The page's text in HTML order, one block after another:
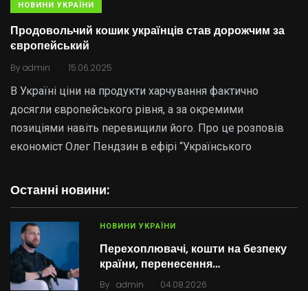
НОВИНИ УКРАЇНИ
Продовольчий кошик українців став дорожчим за
європейський
By admin . 15.06.2025
В Україні ціни на продукти харчування фактично
досягли європейського рівня, а за окремими
позиціями навіть перевищили його. Про це розповів
економіст Олег Пендзин в ефірі “Українського
Останні новини:
НОВИНИ УКРАЇНИ
Перехоплювачі, кошти на безпеку
країни, перенесення…
By admin . 04.08.2026